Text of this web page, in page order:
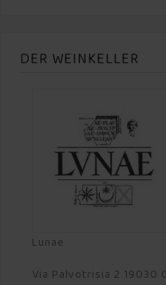
DER WEINKELLER
Lunae
Via Palvotrisia 2 19030